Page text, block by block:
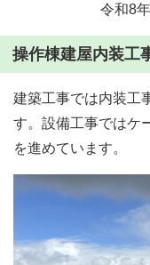
令和8
操作棟建屋内装工
建築工事では内装工
す。設備工事ではケ
を進めています。